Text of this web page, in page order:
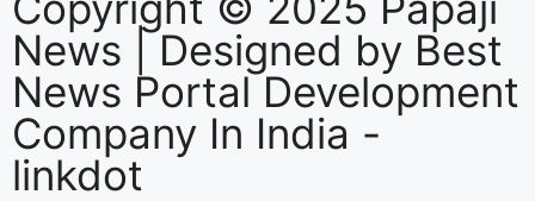
News | Designed by Best
News Portal Development
Company In India -
linkdot